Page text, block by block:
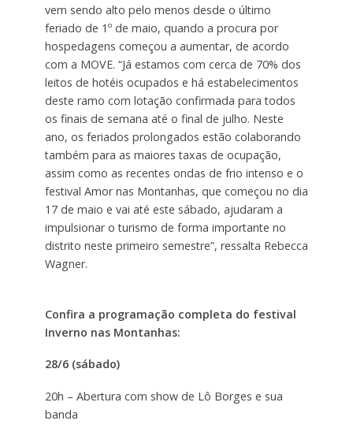
vem sendo alto pelo menos desde o último
feriado de 1º de maio, quando a procura por
hospedagens começou a aumentar, de acordo
com a MOVE. “Já estamos com cerca de 70% dos
leitos de hotéis ocupados e há estabelecimentos
deste ramo com lotação confirmada para todos
os finais de semana até o final de julho. Neste
ano, os feriados prolongados estão colaborando
também para as maiores taxas de ocupação,
assim como as recentes ondas de frio intenso e o
festival Amor nas Montanhas, que começou no dia
17 de maio e vai até este sábado, ajudaram a
impulsionar o turismo de forma importante no
distrito neste primeiro semestre”, ressalta Rebecca
Wagner.
Confira a programação completa do festival
Inverno nas Montanhas:
28/6 (sábado)
20h – Abertura com show de Lô Borges e sua
banda